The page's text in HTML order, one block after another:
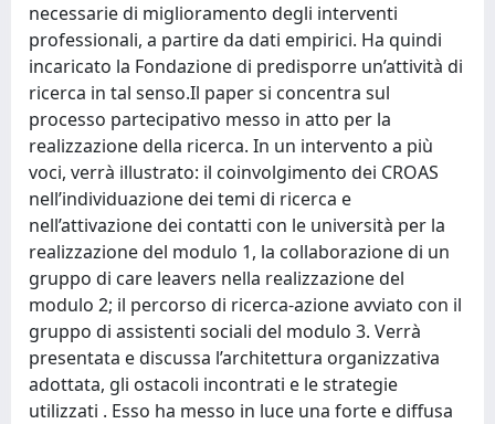
necessarie di miglioramento degli interventi
professionali, a partire da dati empirici. Ha quindi
incaricato la Fondazione di predisporre un’attività di
ricerca in tal senso.Il paper si concentra sul
processo partecipativo messo in atto per la
realizzazione della ricerca. In un intervento a più
voci, verrà illustrato: il coinvolgimento dei CROAS
nell’individuazione dei temi di ricerca e
nell’attivazione dei contatti con le università per la
realizzazione del modulo 1, la collaborazione di un
gruppo di care leavers nella realizzazione del
modulo 2; il percorso di ricerca-azione avviato con il
gruppo di assistenti sociali del modulo 3. Verrà
presentata e discussa l’architettura organizzativa
adottata, gli ostacoli incontrati e le strategie
utilizzati . Esso ha messo in luce una forte e diffusa